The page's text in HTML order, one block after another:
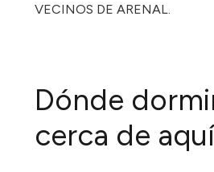
VECINOS DE ARENAL.
Dónde
cerca de